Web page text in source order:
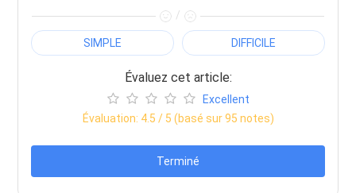
/
SIMPLE DIFFICILE
Évaluez cet article:
Excellent
Évaluation: 4.5 / 5 (basé sur95 notes)
Terminé